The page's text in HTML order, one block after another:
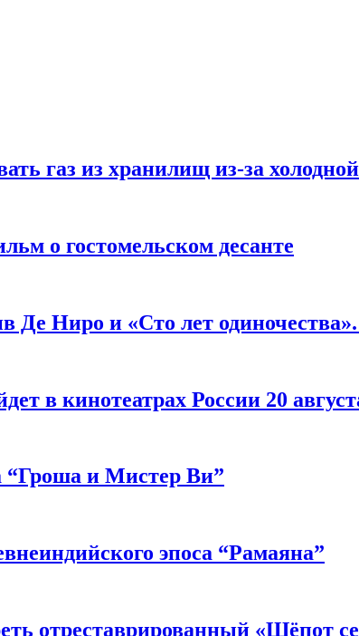
газ из хранилищ из-за
о гостомельском десанте
Де Ниро и «Сто лет
в кинотеатрах России 20
“Гроша и Мистер Ви”
эпоса “Рамаяна”
отреставрированный «Шёпот